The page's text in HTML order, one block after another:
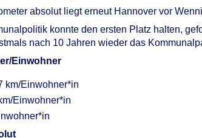
absolut liegt erneut Hannover vor
konnte den ersten Platz halten,
nach 10 Jahren wieder das
Einwohner
km/Einwohner*in
Einwohner*in